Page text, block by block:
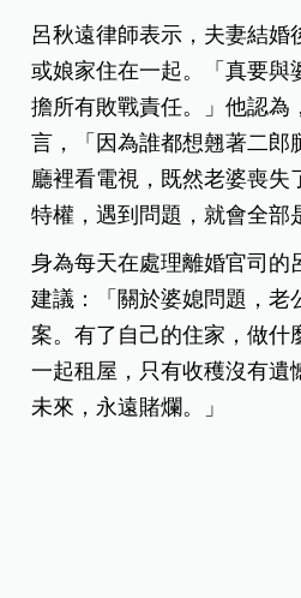
呂秋遠律師表示，夫妻結婚
或娘家住在一起。「真要與
擔所有敗戰責任。」他認為
言，「因為誰都想翹著二郎
廳裡看電視，既然老婆喪失
特權，遇到問題，就會全部
身為每天在處理離婚官司的
建議：「關於婆媳問題，老
案。有了自己的住家，做什
一起租屋，只有收穫沒有遺
未來，永遠賭爛。」